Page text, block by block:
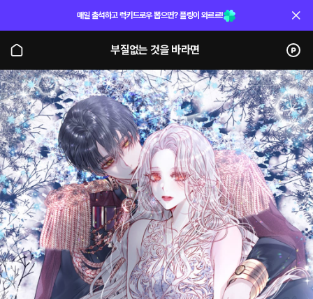
매일 출석하고 럭키드로우 뽑으면? 플링이 와르르!
부질없는 것을 바라면